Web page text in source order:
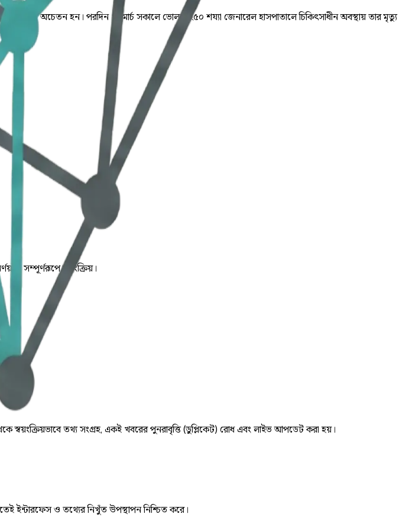
অচেতন হন। পরদিন ২১ মার্চ সকালে ভোলার ২৫০ শয্যা জেনারেল হাসপাতালে চিকিৎসাধীন অবস্থায় তার মৃত্যু
যা সম্পূর্ণরূপে স্বয়ংক্রিয়।
স্বয়ংক্রিয়ভাবে তথ্য সংগ্রহ, একই খবরের পুনরাবৃত্তি (ডুপ্লিকেট) রোধ এবং লাইভ আপডেট করা হয়।
ইন্টারফেস ও তথ্যের নিখুঁত উপস্থাপন নিশ্চিত করে।